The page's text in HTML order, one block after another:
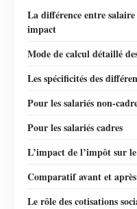
La différence entre
impact
Mode de calcul détaillé
Les spécificités des
Pour les salariés non-
Pour les salariés cadres
L’impact de l’impôt sur
Comparatif avant et
Le rôle des cotisations